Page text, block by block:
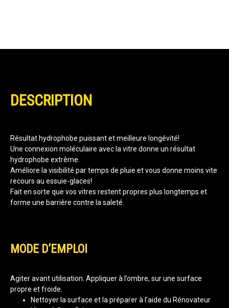
DESCRIPTION
Résultat hydrophobe puissant et meilleure longévité!
Une connexion moléculaire avec la vitre donne un résultat
hydrophobe extrême.
Améliore la visibilité par temps de pluie et vous donne moins vite
recours au essuie-glaces!
Fait en sorte que vos vitres restent propres plus longtemps et
forme une barrière contre la saleté.
MODE D’EMPLOI
Agiter avant utilisation. Appliquer à l’ombre, sur une surface
propre et froide.
Nettoyer la surface et la préparer à l’aide du Rénovateur